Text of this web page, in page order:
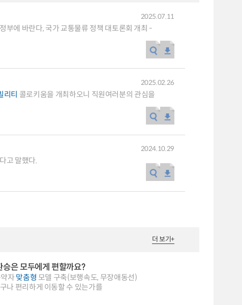
에 바란다, 국가 교통물류 정책 대토론회 개최 -
2025.07.11
리티 콜로키움을 개최하오니 직원여러분의 관심을
2025.02.26
고 말했다.
2024.10.29
더 보기+
은 모두에게 편할까요?
자맞춤형 모델 구축(보행속도, 무장애동선)
나 편리하게 이동할 수 있는가를